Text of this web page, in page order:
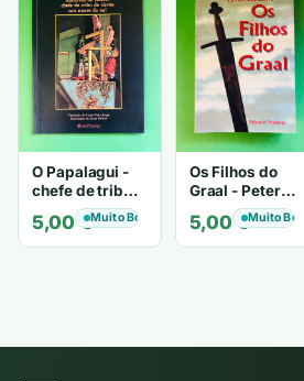
O Papalagui -
chefe de tribo
de tiavéa
5,00€Muito Bom
Os Filhos do
Graal - Peter
Berling
5,00€Muito Bom